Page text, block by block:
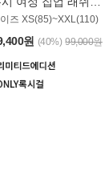
즈 XS(85)~XXL(110)
원 (40%) 99,000원